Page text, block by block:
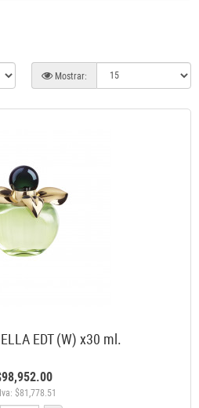
Mostrar:
EDT (W) x30 ml.
$81,778.51